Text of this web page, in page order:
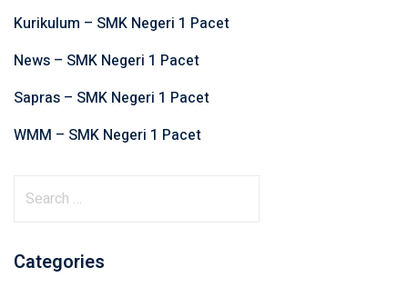
Kurikulum – SMK Negeri 1 Pacet
News – SMK Negeri 1 Pacet
Sapras – SMK Negeri 1 Pacet
WMM – SMK Negeri 1 Pacet
rCategories